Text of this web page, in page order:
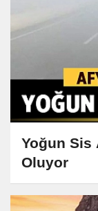
Yoğun Sis
Oluyor